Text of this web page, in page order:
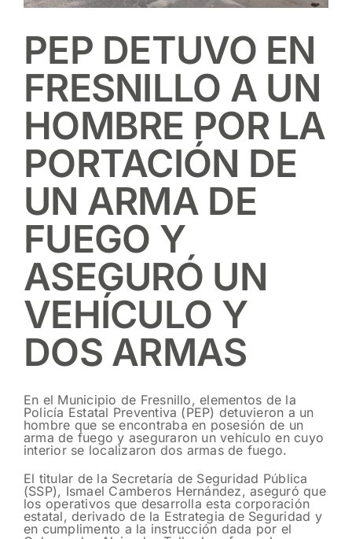
PEP DETUVO EN
FRESNILLO A UN
HOMBRE POR LA
PORTACIÓN DE
UN ARMA DE
FUEGO Y
ASEGURÓ UN
VEHÍCULO Y
DOS ARMAS
En el Municipio de Fresnillo, elementos de la
Policía Estatal Preventiva (PEP) detuvieron a un
hombre que se encontraba en posesión de un
arma de fuego y aseguraron un vehículo en cuyo
interior se localizaron dos armas de fuego.
El titular de la Secretaría de Seguridad Pública
(SSP), Ismael Camberos Hernández, aseguró que
los operativos que desarrolla esta corporación
estatal, derivado de la Estrategia de Seguridad y
en cumplimento a la instrucción dada por el